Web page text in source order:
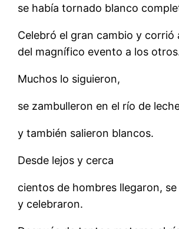
se había tornado blanco
Celebró el gran cambio y corrió
del magnífico evento a los
Muchos lo siguieron,
se zambulleron en el río de
y también salieron blancos.
Desde lejos y cerca
cientos de hombres llegaron,
y celebraron.